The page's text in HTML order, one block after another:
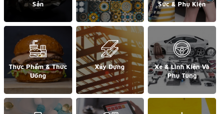
Sản
Sức & Phụ Kiện
Thực Phẩm & Thức
Uống
Xây Dựng
Xe & Linh Kiện Và
Phụ Tùng